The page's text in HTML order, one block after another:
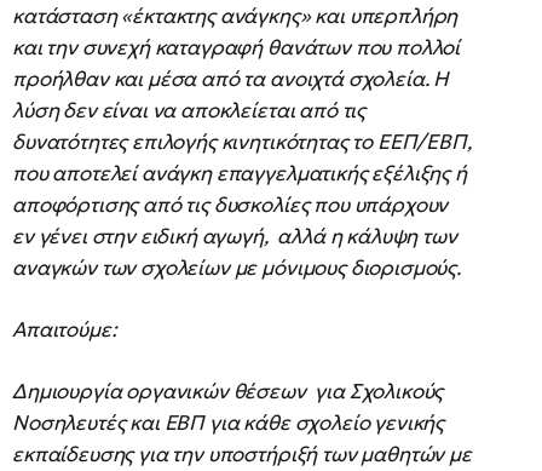
κατάσταση «έκτακτης ανάγκης» και υπερπλήρη
και την συνεχή καταγραφή θανάτων που πολλοί
προήλθαν και μέσα από τα ανοιχτά σχολεία. Η
λύση δεν είναι να αποκλείεται από τις
δυνατότητες επιλογής κινητικότητας το ΕΕΠ/ΕΒΠ,
που αποτελεί ανάγκη επαγγελματικής εξέλιξης ή
αποφόρτισης από τις δυσκολίες που υπάρχουν
εν γένει στην ειδική αγωγή, αλλά η κάλυψη των
αναγκών των σχολείων με μόνιμους διορισμούς.
Απαιτούμε:
Δημιουργία οργανικών θέσεων για Σχολικούς
Νοσηλευτές και ΕΒΠ για κάθε σχολείο γενικής
εκπαίδευσης για την υποστήριξή των μαθητών με